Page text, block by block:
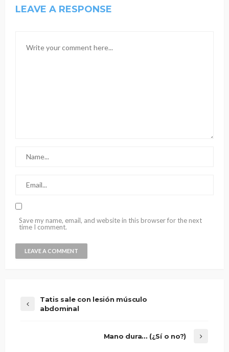
LEAVE A RESPONSE
Save my name, email, and website in this browser for the next
time I comment.
Tatis sale con lesión músculo
abdominal
Mano dura… (¿Sí o no?)